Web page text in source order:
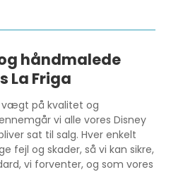
håndmalede
La Friga
vægt på kvalitet og
vi alle vores Disney
sat til salg. Hver enkelt
fejl og skader, så vi kan sikre,
vi forventer, og som vores